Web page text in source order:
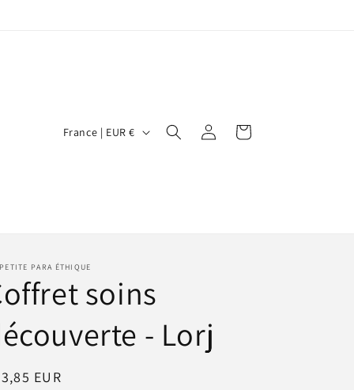
é
g
i
o
n
France | EUR € Connexion Panier
PARA ÉTHIQUE
soins
- Lorj
EUR